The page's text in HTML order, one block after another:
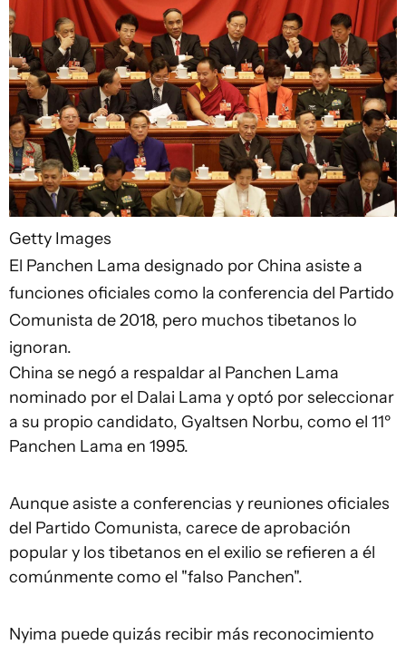
Getty Images
El Panchen Lama designado por China asiste a
funciones oficiales como la conferencia del Partido
Comunista de 2018, pero muchos tibetanos lo
ignoran.
China se negó a respaldar al Panchen Lama
nominado por el Dalai Lama y optó por seleccionar
a su propio candidato, Gyaltsen Norbu, como el 11º
Panchen Lama en 1995.
Aunque asiste a conferencias y reuniones oficiales
del Partido Comunista, carece de aprobación
popular y los tibetanos en el exilio se refieren a él
comúnmente como el "falso Panchen".
Nyima puede quizás recibir más reconocimiento